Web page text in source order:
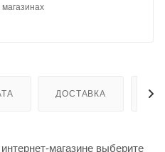
ДОСТАВКА
магазине выберите